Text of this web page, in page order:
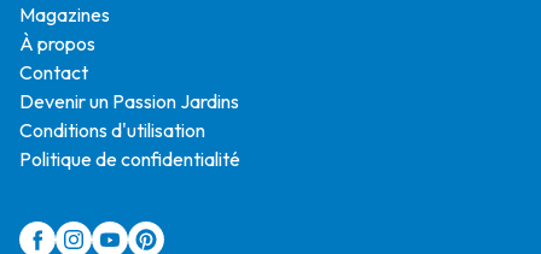
Magazines
À propos
Contact
Devenir un Passion Jardins
Conditions d'utilisation
Politique de confidentialité